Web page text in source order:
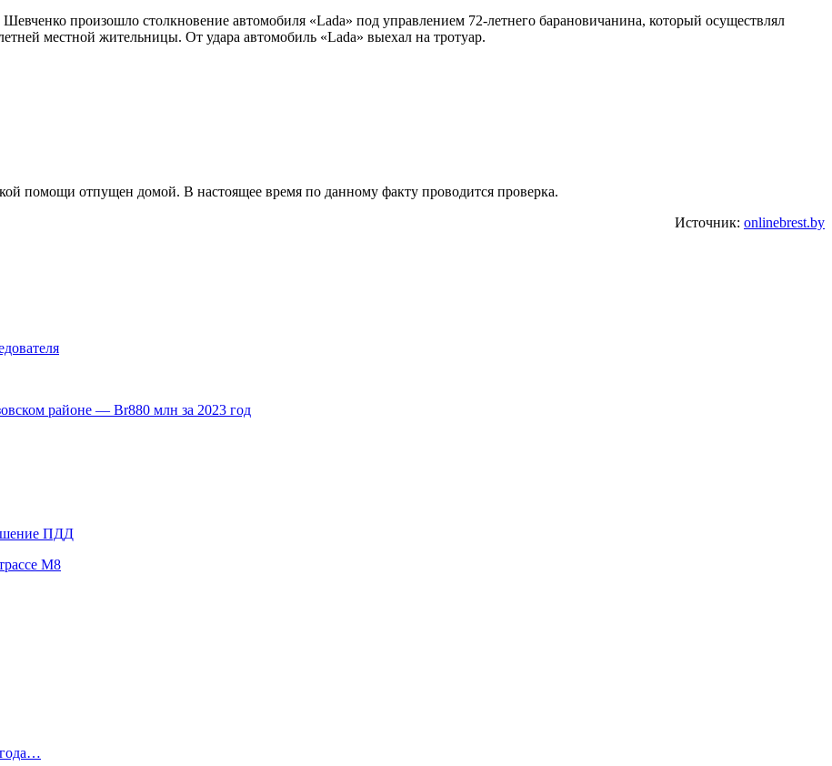
произошло столкновение автомобиля «Lada» под управлением 72-летнего барановичанина, который осуществлял
местной жительницы. От удара автомобиль «Lada» выехал на тротуар.
помощи отпущен домой. В настоящее время по данному факту проводится проверка.
Источник: onlinebrest.by
районе — Br880 млн за 2023 год
ПДД
М8